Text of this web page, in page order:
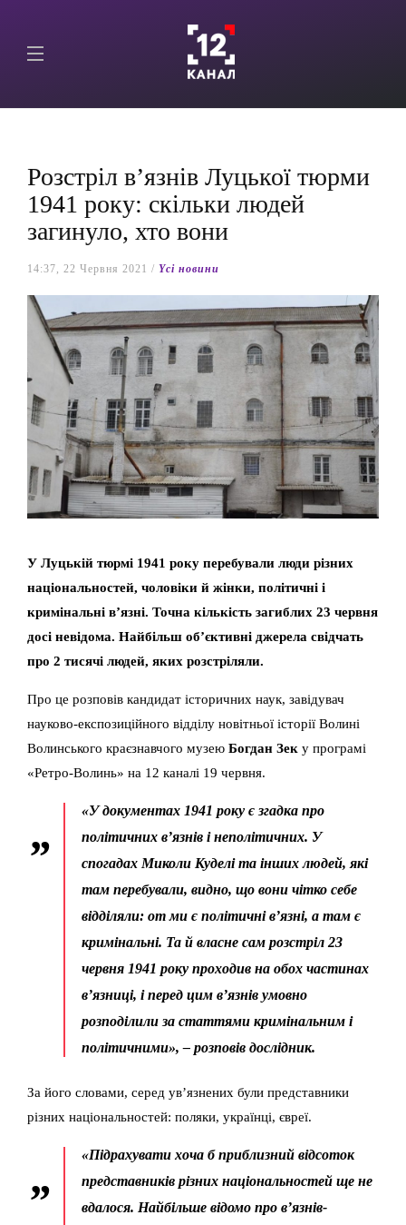
Розстріл в’язнів Луцької тюрми
1941 року: скільки людей
загинуло, хто вони
14:37, 22 Червня 2021 / Yсі новини
У Луцькій тюрмі 1941 року перебували люди різних
національностей, чоловіки й жінки, політичні і
кримінальні в’язні. Точна кількість загиблих 23 червня
досі невідома. Найбільш об’єктивні джерела свідчать
про 2 тисячі людей, яких розстріляли.
Про це розповів кандидат історичних наук, завідувач
науково-експозиційного відділу новітньої історії Волині
Волинського краєзнавчого музею Богдан Зек у програмі
«Ретро-Волинь» на 12 каналі 19 червня.
«У документах 1941 року є згадка про
політичних в’язнів і неполітичних. У
спогадах Миколи Куделі та інших людей, які
там перебували, видно, що вони чітко себе
відділяли: от ми є політичні в’язні, а там є
кримінальні. Та й власне сам розстріл 23
червня 1941 року проходив на обох частинах
в’язниці, і перед цим в’язнів умовно
розподілили за статтями кримінальним і
політичними», – розповів дослідник.
За його словами, серед ув’язнених були представники
різних національностей: поляки, українці, євреї.
«Підрахувати хоча б приблизний відсоток
представників різних національностей ще не
вдалося. Найбільше відомо про в’язнів-